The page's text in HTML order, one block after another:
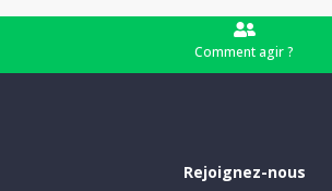

Comment agir ?
Rejoignez-nous